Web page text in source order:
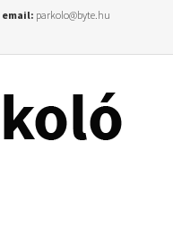
email: parkolo@byte.hu